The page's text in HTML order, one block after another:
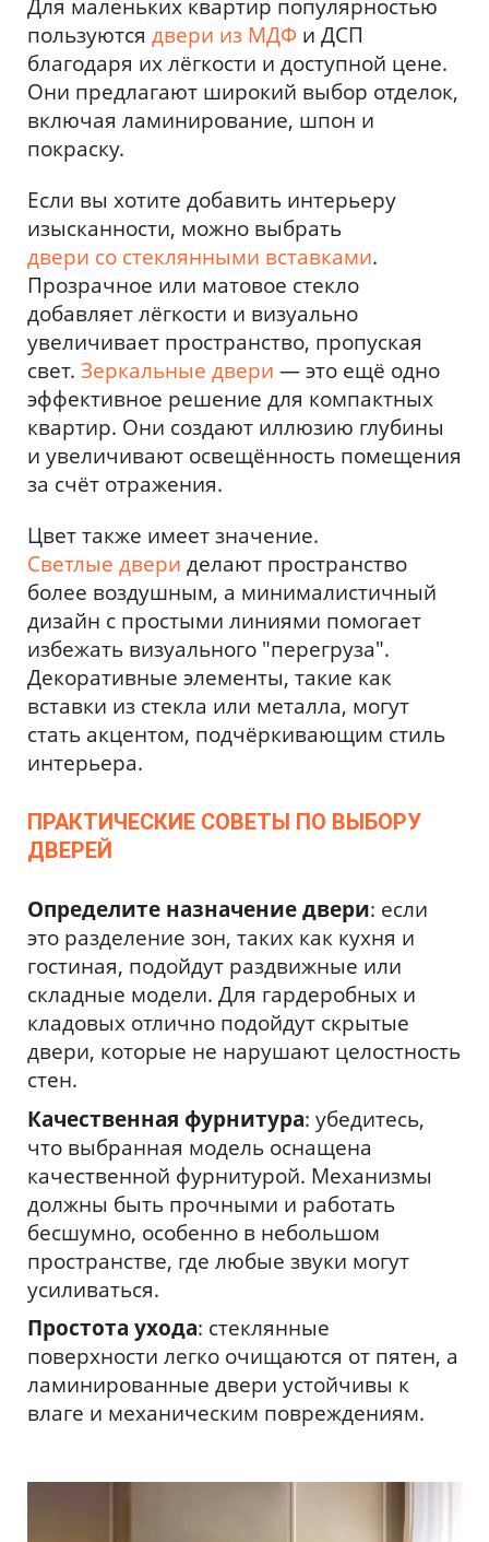
Для маленьких квартир популярностью
пользуются двери из МДФ и ДСП
благодаря их лёгкости и доступной цене.
Они предлагают широкий выбор отделок,
включая ламинирование, шпон и
покраску.
Если вы хотите добавить интерьеру
изысканности, можно выбрать
двери со стеклянными вставками.
Прозрачное или матовое стекло
добавляет лёгкости и визуально
увеличивает пространство, пропуская
свет. Зеркальные двери — это ещё одно
эффективное решение для компактных
квартир. Они создают иллюзию глубины
и увеличивают освещённость помещения
за счёт отражения.
Цвет также имеет значение.
Светлые двери делают пространство
более воздушным, а минималистичный
дизайн с простыми линиями помогает
избежать визуального "перегруза".
Декоративные элементы, такие как
вставки из стекла или металла, могут
стать акцентом, подчёркивающим стиль
интерьера.
ПРАКТИЧЕСКИЕ СОВЕТЫ ПО ВЫБОРУ
ДВЕРЕЙ
Определите назначение двери: если
это разделение зон, таких как кухня и
гостиная, подойдут раздвижные или
складные модели. Для гардеробных и
кладовых отлично подойдут скрытые
двери, которые не нарушают целостность
стен.
Качественная фурнитура: убедитесь,
что выбранная модель оснащена
качественной фурнитурой. Механизмы
должны быть прочными и работать
бесшумно, особенно в небольшом
пространстве, где любые звуки могут
усиливаться.
Простота ухода: стеклянные
поверхности легко очищаются от пятен, а
ламинированные двери устойчивы к
влаге и механическим повреждениям.